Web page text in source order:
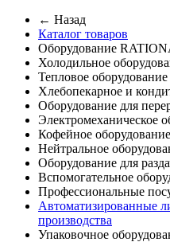
← Назад
Каталог товаров
Оборудование
Холодильное
Тепловое оборудование
Хлебопекарное и
Оборудование для
Электромеханическое
Кофейное оборудование
Нейтральное
Оборудование для
Вспомогательное
Профессиональные
Автоматизированные
производства
Упаковочное